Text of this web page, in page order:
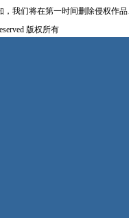
我们将在第一时间删除侵权作品
版权所有